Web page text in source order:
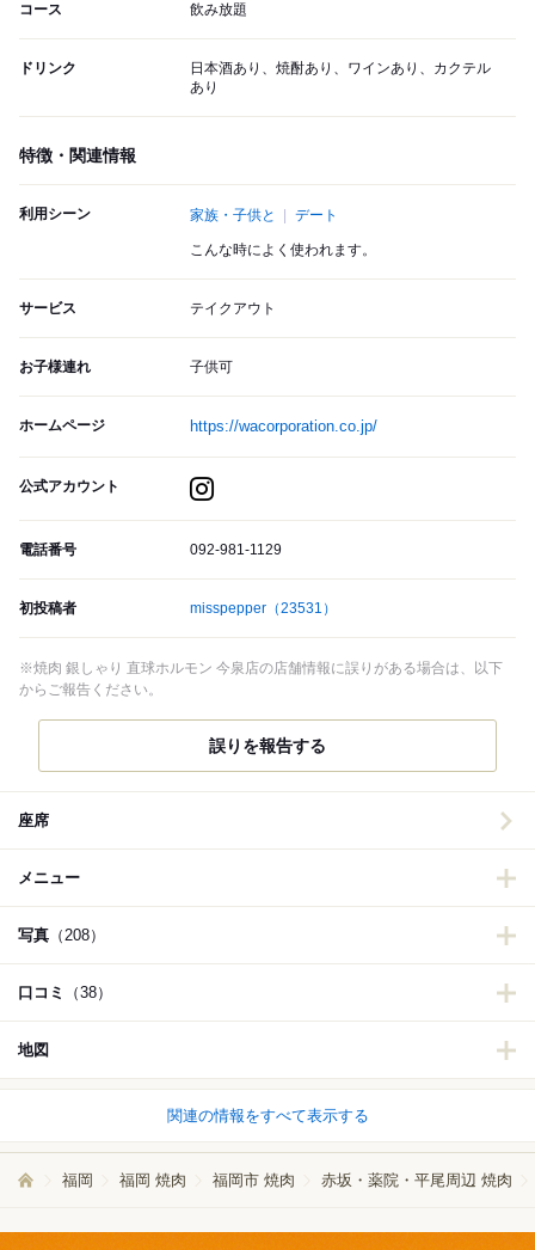
コース 飲み放題
ドリンク
日本酒あり、焼酎あり、ワインあり、カクテル
あり
特徴・関連情報
利用シーン 家族・子供と デート
こんな時によく使われます。
サービス テイクアウト
お子様連れ 子供可
ホームページ https://wacorporation.co.jp/
公式アカウント
電話番号 092-981-1129
初投稿者 misspepper （23531）
※焼肉 銀しゃり 直球ホルモン 今泉店の店舗情報に誤りがある場合は、以下
からご報告ください。
誤りを報告する
座席
メニュー
写真 （208）
口コミ （38）
地図
関連の情報をすべて表示する
福岡 福岡 焼肉 福岡市 焼肉 赤坂・薬院・平尾周辺 焼肉